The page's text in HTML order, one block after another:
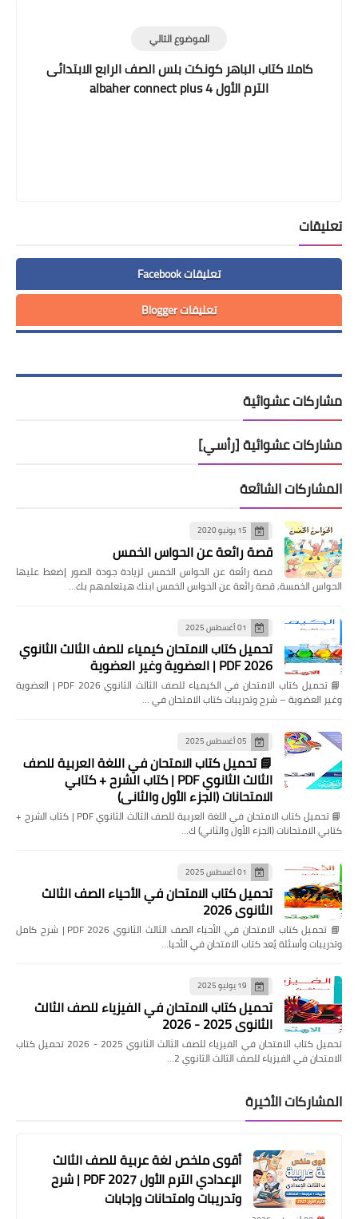
الموضوع التالي
كاملا كتاب الباهر كونكت بلس الصف الرابع الابتدائى
الترم الأول albaher connect plus 4
تعليقات
تعليقات Facebook
تعليقات Blogger
مشاركات عشوائية
مشاركات عشوائية [رأسي]
المشاركات الشائعة
15 يونيو 2020
قصة رائعة عن الحواس الخمس
قصة رائعة عن الحواس الخمس لزيادة جودة الصور إضغط عليها
الحواس الخمسة, قصة رائعة عن الحواس الخمس ابنك هيتعلمهم بك…
01 أغسطس 2025
تحميل كتاب الامتحان كيمياء للصف الثالث الثانوي
2026 PDF | العضوية وغير العضوية
📘 تحميل كتاب الامتحان في الكيمياء للصف الثالث الثانوي 2026 PDF | العضوية
وغير العضوية – شرح وتدريبات كتاب الامتحان في …
05 أغسطس 2025
📘 تحميل كتاب الامتحان في اللغة العربية للصف
الثالث الثانوي PDF | كتاب الشرح + كتابي
الامتحانات (الجزء الأول والثاني)
📘 تحميل كتاب الامتحان في اللغة العربية للصف الثالث الثانوي PDF | كتاب الشرح +
كتابي الامتحانات (الجزء الأول والثاني) ك…
01 أغسطس 2025
تحميل كتاب الامتحان في الأحياء الصف الثالث
الثانوي 2026
📘 تحميل كتاب الامتحان في الأحياء الصف الثالث الثانوي 2026 PDF | شرح كامل
وتدريبات وأسئلة يُعد كتاب الامتحان في الأحيا…
19 يوليو 2025
تحميل كتاب الامتحان في الفيزياء للصف الثالث
الثانوي 2025 - 2026
تحميل كتاب الامتحان في الفيزياء للصف الثالث الثانوي 2025 - 2026 تحميل كتاب
الامتحان في الفيزياء للصف الثالث الثانوي 2…
المشاركات الأخيرة
أقوى ملخص لغة عربية للصف الثالث
الإعدادي الترم الأول 2027 PDF | شرح
وتدريبات وامتحانات وإجابات